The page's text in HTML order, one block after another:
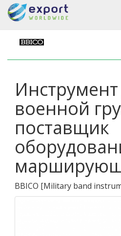
военной
поставщик
BBICO [Military band